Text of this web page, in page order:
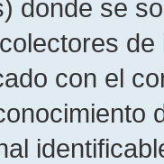
donde se
con el